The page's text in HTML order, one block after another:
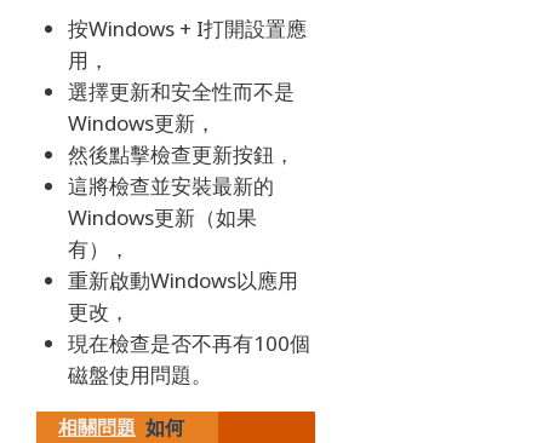
按Windows + I打開設置應
用，
選擇更新和安全性而不是
Windows更新，
然後點擊檢查更新按鈕，
這將檢查並安裝最新的
Windows更新（如果
有），
重新啟動Windows以應用
更改，
現在檢查是否不再有100個
磁盤使用問題。
相關問題 如何